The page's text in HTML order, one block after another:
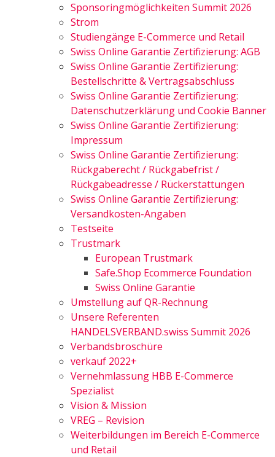
Sponsoringmöglichkeiten Summit 2026
Strom
Studiengänge E-Commerce und Retail
Swiss Online Garantie Zertifizierung: AGB
Swiss Online Garantie Zertifizierung:
Bestellschritte & Vertragsabschluss
Swiss Online Garantie Zertifizierung:
Datenschutzerklärung und Cookie Banner
Swiss Online Garantie Zertifizierung:
Impressum
Swiss Online Garantie Zertifizierung:
Rückgaberecht / Rückgabefrist /
Rückgabeadresse / Rückerstattungen
Swiss Online Garantie Zertifizierung:
Versandkosten-Angaben
Testseite
Trustmark
European Trustmark
Safe.Shop Ecommerce Foundation
Swiss Online Garantie
Umstellung auf QR-Rechnung
Unsere Referenten
HANDELSVERBAND.swiss Summit 2026
Verbandsbroschüre
verkauf 2022+
Vernehmlassung HBB E-Commerce
Spezialist
Vision & Mission
VREG – Revision
Weiterbildungen im Bereich E-Commerce
und Retail